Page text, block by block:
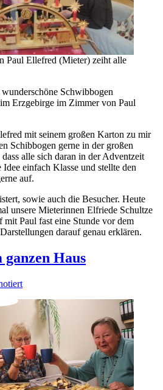
Paul Ellefred (Mieter) zeiht alle
Schwibbogen
Erzgebirge im Zimmer von Paul
mit seinem großen Karton zu mir
Schibbogen gerne in der großen
alle sich daran in der Adventzeit
einfach Klasse und stellte den
auf.
sowie auch die Besucher. Heute
unsere Mieterinnen Elfriede Schultze
Paul fast eine Stunde vor dem
darauf genau erklären.
Haus